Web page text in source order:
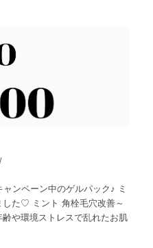
/
ンペーン中のゲルパック♪ ミ
した♡ ミント 角栓毛穴改善～
や環境ストレスで乱れたお肌